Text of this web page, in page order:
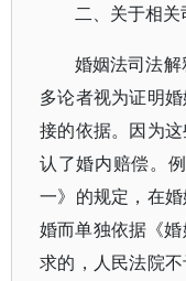
二、关于相
婚姻法司法
多论者视为证明
接的依据。因为
认了婚内赔偿。
一》的规定，在
婚而单独依据《
求的，人民法院